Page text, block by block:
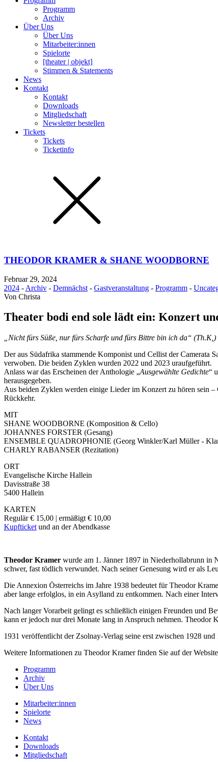
Programm
Archiv
Über Uns
Über Uns
Mitarbeiter:innen
Spielorte
[theater | objekt]
Stimmen & Statements
News
Kontakt
Kontakt
Downloads
Mitgliedschaft
Newsletter bestellen
Tickets
Tickets
Ticketinfo
THEODOR KRAMER & SHANE WOODBORNE
Februar 29, 2024
2024 - Archiv - Demnächst - Gastveranstaltung - Programm -
Von Christa
Theater bodi end sole lädt ein: Konzert
„Nicht fürs Süße, nur fürs Scharfe und fürs Bittre bin ich da“ (Th.K,)
Der aus Südafrika stammende Komponist und Cellist der Camerata
verwoben. Die beiden Zyklen wurden 2022 und 2023 uraufgeführt.
Anlass war das Erscheinen der Anthologie „Ausgewählte Gedichte“
herausgegeben.
Aus beiden Zyklen werden einige Lieder im Konzert zu hören sein
Rückkehr.
MIT
SHANE WOODBORNE (Komposition & Cello)
JOHANNES FORSTER (Gesang)
ENSEMBLE QUADROPHONIE (Georg Winkler/Karl Müller -
CHARLY RABANSER (Rezitation)
ORT
Evangelische Kirche Hallein
Davisstraße 38
5400 Hallein
KARTEN
Regulär € 15,00 | ermäßigt € 10,00
Kupfticket und an der Abendkasse
Theodor Kramer wurde am 1. Jänner 1897 in Niederhollabrunn in
schwer, fast tödlich verwundet. Nach seiner Genesung wird er als
Die Annexion Österreichs im Jahre 1938 bedeutet für Theodor
aber lange erfolglos, in ein Asylland zu entkommen. Nach einer
Nach langer Vorarbeit gelingt es schließlich einigen Freunden und
kann er jedoch nur drei Monate lang in Anspruch nehmen. Theodor
1931 veröffentlicht der Zsolnay-Verlag seine erst zwischen 1928
Weitere Informationen zu Theodor Kramer finden Sie auf der
Programm
Archiv
Über Uns
Mitarbeiter:innen
Spielorte
News
Kontakt
Downloads
Mitgliedschaft